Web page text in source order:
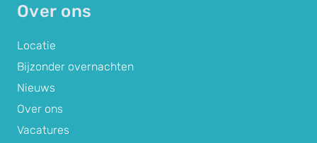
Over ons
Locatie
Bijzonder overnachten
Nieuws
Over ons
Vacatures